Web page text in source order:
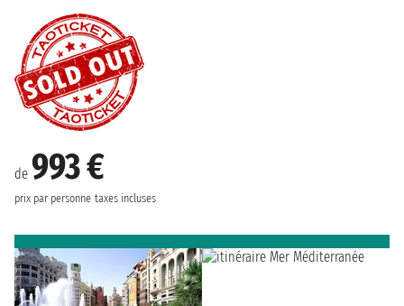
de 993 €
prix par personne taxes incluses